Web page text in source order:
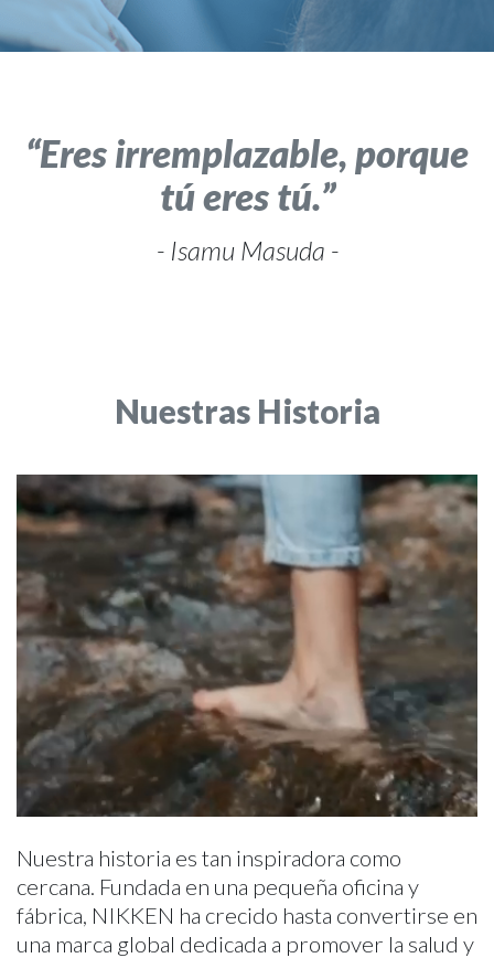
Eres irremplazable, porque
tú eres tú.
- Isamu Masuda -
Nuestras Historia
Nuestra historia es tan inspiradora como
cercana. Fundada en una pequeña oficina y
fábrica, NIKKEN ha crecido hasta convertirse en
una marca global dedicada a promover la salud y